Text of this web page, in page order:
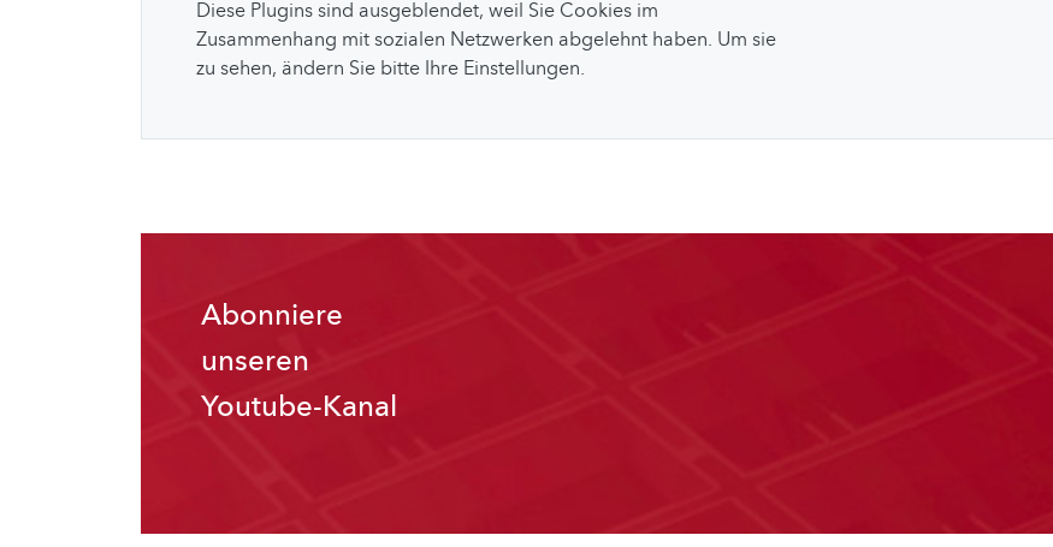
Diese Plugins sind ausgeblendet, weil Sie Cookies im
Zusammenhang mit sozialen Netzwerken abgelehnt haben. Um sie
zu sehen, ändern Sie bitte Ihre Einstellungen.
Abonniere
unseren
Youtube-Kanal